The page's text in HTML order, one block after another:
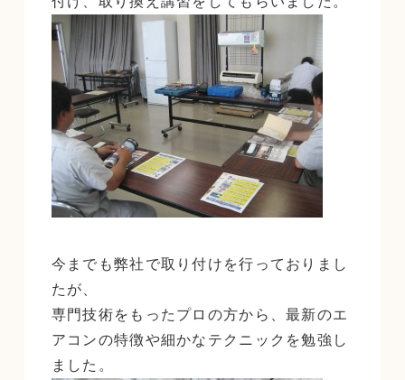
今までも弊社で取り付けを行っておりまし
たが、
専門技術をもったプロの方から、最新のエ
アコンの特徴や細かなテクニックを勉強し
ました。